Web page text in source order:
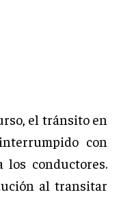
el tránsito en
con
los conductores.
al transitar